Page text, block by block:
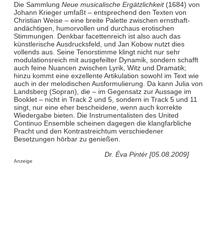
Die Sammlung Neue musicalische Ergätzlichkeit(1684) von
Johann Krieger umfaßt – entsprechend den Texten von
Christian Weise – eine breite Palette zwischen ernsthaft-
andächtigen, humorvollen und durchaus erotischen
Stimmungen. Denkbar facettenreich ist also auch das
künstlerische Ausdrucksfeld, und Jan Kobow nutzt dies
vollends aus. Seine Tenorstimme klingt nicht nur sehr
modulationsreich mit ausgefeilter Dynamik, sondern schafft
auch feine Nuancen zwischen Lyrik, Witz und Dramatik;
hinzu kommt eine exzellente Artikulation sowohl im Text wie
auch in der melodischen Ausformulierung. Da kann Julia von
Landsberg (Sopran), die – im Gegensatz zur Aussage im
Booklet – nicht in Track 2 und 5, sondern in Track 5 und 11
singt, nur eine eher bescheidene, wenn auch korrekte
Wiedergabe bieten. Die Instrumentalisten des United
Continuo Ensemble scheinen dagegen die klangfarbliche
Pracht und den Kontrastreichtum verschiedener
Besetzungen hörbar zu genießen.
Dr. Éva Pintér [05.08.2009]
Anzeige